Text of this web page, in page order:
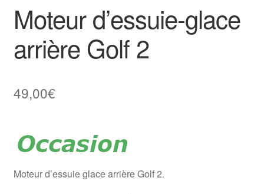
Moteur d’essuie-glace
arrière Golf 2
49,00€
Moteur d’essuie glace arrière Golf 2.